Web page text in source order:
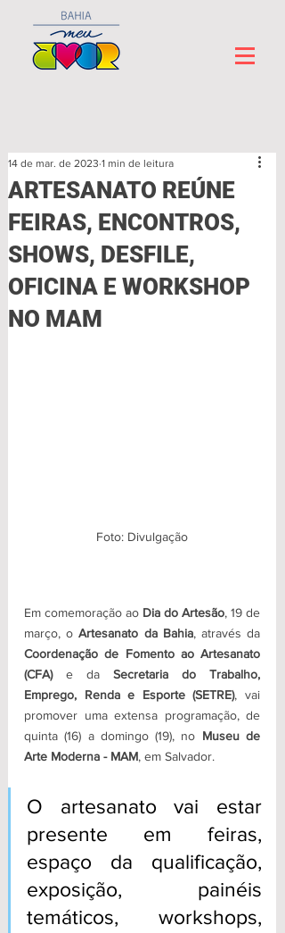
ARTESANATO REÚNE
FEIRAS, ENCONTROS,
SHOWS, DESFILE,
OFICINA E WORKSHOP
NO MAM
14 de mar. de 2023 1 min de leitura
Foto: Divulgação
Em comemoração ao Dia do Artesão, 19 de
março, o Artesanato da Bahia
Coordenação de Fomento ao Artesanato
(CFA) e da Secretaria do Trabalho,
Emprego, Renda e Esporte (SETRE), vai
promover uma extensa programação, de
quinta (16) a domingo (19), no Museu de
Arte Moderna - MAM, em Salvador.
O artesanato vai estar
presente em feiras,
espaço da qualificação,
exposição, painéis
temáticos, workshops,